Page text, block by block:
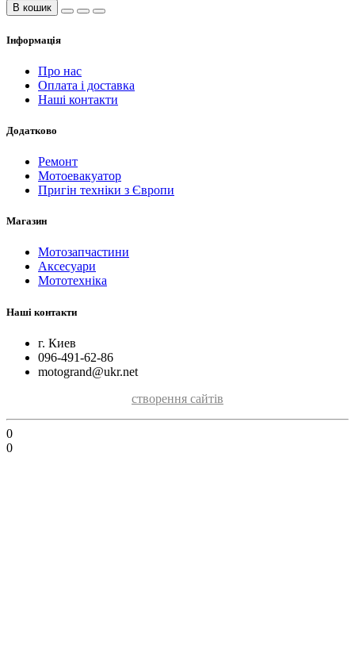
В кошик
Інформація
Про нас
Оплата і доставка
Наші контакти
Додатково
Ремонт
Мотоевакуатор
Пригін техніки з Європи
Магазин
Мотозапчастини
Аксесуари
Мототехніка
Наші контакти
г. Киев
096-491-62-86
motogrand@ukr.net
створення сайтів
0
0